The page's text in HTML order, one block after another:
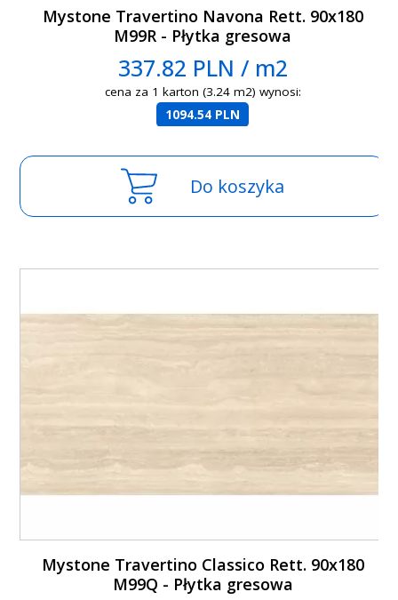
Mystone Travertino Navona Rett. 90x180
M99R - Płytka gresowa
337.82 PLN / m2
cena za 1 karton (3.24 m2) wynosi:
1094.54 PLN
Do koszyka
Mystone Travertino Classico Rett. 90x180
M99Q - Płytka gresowa